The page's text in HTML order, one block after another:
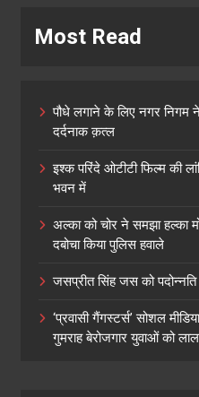
Most Read
पौधे लगाने के लिए नगर निगम ने
दर्दनाक क़त्ल
इश्क परिंदे ओटीटी फिल्म की
भवन में
अल्का को चोर ने समझा हल्का
दबोचा किया पुलिस हवाले
जसप्रीत सिंह जस को पदोन्नति
‘प्रवासी गैंगस्टर्स’ सोशल
गुमराह बेरोजगार युवाओं को